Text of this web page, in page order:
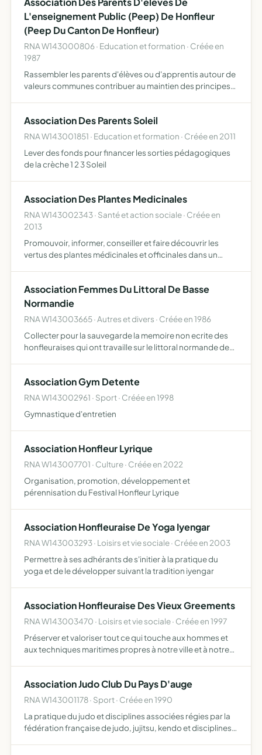
L'enseignement Public (Peep) De Honfleur
(Peep Du Canton De Honfleur)
RNA W143000806 · Education et formation · Créée en
1987
Rassembler les parents d'élèves ou d'apprentis autour de
valeurs communes contribuer au maintien des principes
Association Des Parents Soleil
RNA W143001851 · Education et formation · Créée en 2011
Lever des fonds pour financer les sorties pédagogiques
de la crèche 1 2 3 Soleil
Association Des Plantes Medicinales
RNA W143002343 · Santé et action sociale · Créée en
2013
Promouvoir, informer, conseiller et faire découvrir les
vertus des plantes médicinales et officinales dans un
Association Femmes Du Littoral De Basse
Normandie
RNA W143003665 · Autres et divers · Créée en 1986
Collecter pour la sauvegarde la memoire non ecrite des
honfleuraises qui ont travaille sur le littoral normande de
Association Gym Detente
RNA W143002961 · Sport · Créée en 1998
Gymnastique d'entretien
Association Honfleur Lyrique
RNA W143007701 · Culture · Créée en 2022
Organisation, promotion, développement et
pérennisation du Festival Honfleur Lyrique
Association Honfleuraise De Yoga Iyengar
RNA W143003293 · Loisirs et vie sociale · Créée en 2003
Permettre à ses adhérants de s'initier à la pratique du
yoga et de le développer suivant la tradition iyengar
Association Honfleuraise Des Vieux Greements
RNA W143003470 · Loisirs et vie sociale · Créée en 1997
Préserver et valoriser tout ce qui touche aux hommes et
aux techniques maritimes propres à notre ville et à notre
Association Judo Club Du Pays D'auge
RNA W143001178 · Sport · Créée en 1990
La pratique du judo et disciplines associées régies par la
fédération française de judo, jujitsu, kendo et disciplines